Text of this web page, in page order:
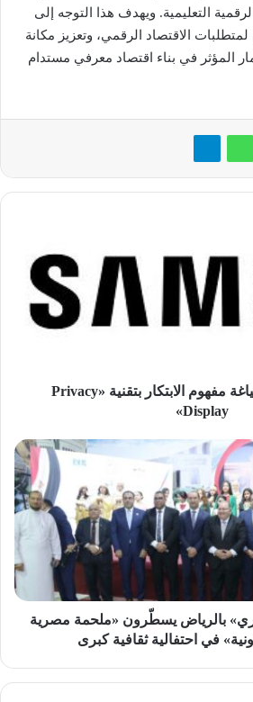
التعليمية. ويهدف هذا التوجه إلى
الاقتصاد الرقمي، وتعزيز مكانة
المؤثر في بناء اقتصاد معرفي مستدام
سامسونج تعيد صياغة مفهوم الابتكار بتقنية «Privacy
Display»
بالرياض يسطّرون «ملحمة مصرية
في احتفالية ثقافية كبرى